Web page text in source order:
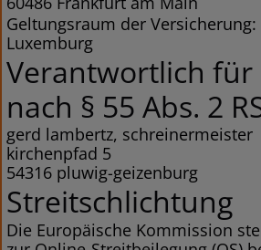
Geltungsraum der
Luxemburg
Verantwortlich
nach § 55 Abs. 2
gerd lambertz, schreinermeister
kirchenpfad 5
54316 pluwig-geizenburg
Streitschlichtung
Die Europäische Kommission